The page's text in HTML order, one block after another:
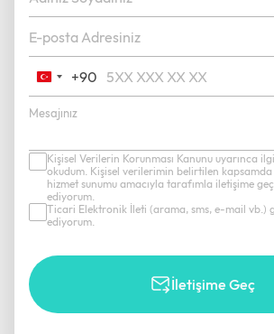
Turkey
+90
+90
Kişisel Verilerin Korunması Kanunu uyarınca
okudum. Kişisel verilerimin belirtilen kapsamda
hizmet sunumu amacıyla tarafımla iletişime
ediyorum.
Ticari Elektronik İleti (arama, sms, e-mail vb.)
ediyorum.
İletişime Geç